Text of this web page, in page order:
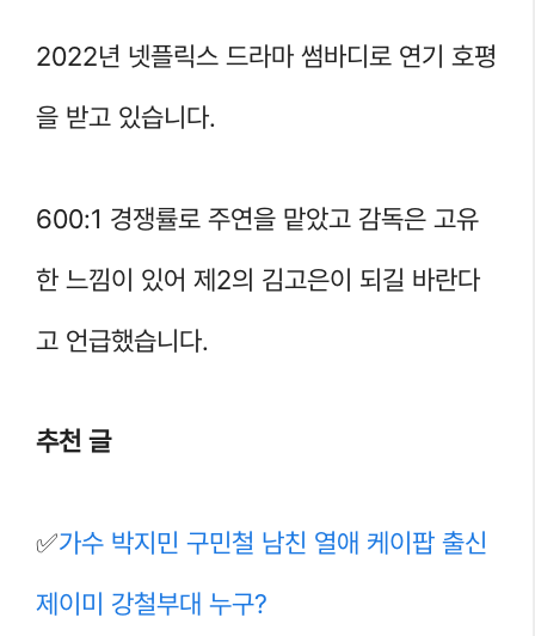
2022년 넷플릭스 드라마 썸바디로 연기 호평
을 받고 있습니다.
600:1 경쟁률로 주연을 맡았고 감독은 고유
한 느낌이 있어 제2의 김고은이 되길 바란다
고 언급했습니다.
추천 글
✅가수 박지민 구민철 남친 열애 케이팝 출신
제이미 강철부대 누구?